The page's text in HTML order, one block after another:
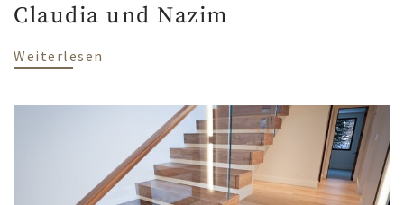
Claudia und Nazim
Weiterlesen